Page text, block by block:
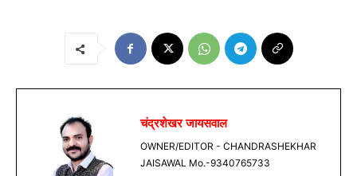
चंद्रशेखर जायसवाल
OWNER/EDITOR - CHANDRASHEKHAR
JAISAWAL Mo.-9340765733